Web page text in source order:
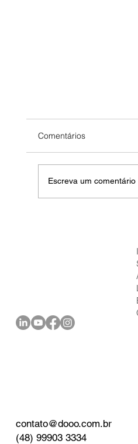
Comentários
Escreva um comentário
contato@dooo.com.br
(48) 99903 3334